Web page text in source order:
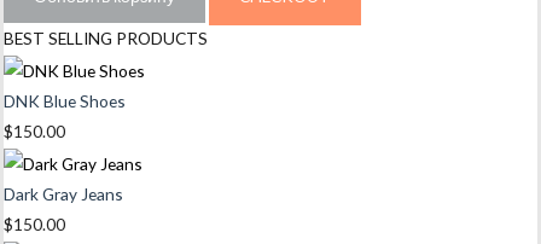
BEST SELLING PRODUCTS
DNK Blue Shoes
$150.00
Dark Gray Jeans
$150.00